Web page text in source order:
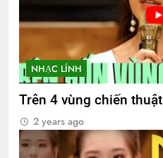
NHẠC LÍNH
Trên 4 vùng chiến thuật
2 years ago